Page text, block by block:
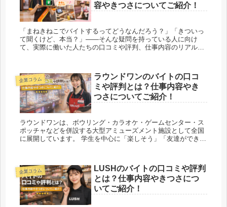
容やきつさについてご紹介！
「まねきねこでバイトするってどうなんだろう？」「きついっ
て聞くけど、本当？」――そんな疑問を持っている人に向け
て、実際に働いた人たちの口コミや評判、仕事内容のリアルを
企業コラム
ラウンドワンのバイトの口コ
ミや評判とは？仕事内容やき
つさについてご紹介！
ラウンドワンは、ボウリング・カラオケ・ゲームセンター・ス
ポッチャなどを併設する大型アミューズメント施設として全国
に展開しています。 学生を中心に「楽しそう」「友達ができそ
企業コラム
LUSHのバイトの口コミや評判
とは？仕事内容やきつさにつ
いてご紹介！